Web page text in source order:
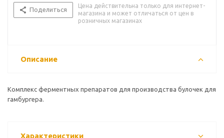
Поделиться
Цена действительна только для интернет-
магазина и может отличаться от цен в
розничных магазинах
Описание
Комплекс ферментных препаратов для производства булочек для
гамбургера.
Характеристики